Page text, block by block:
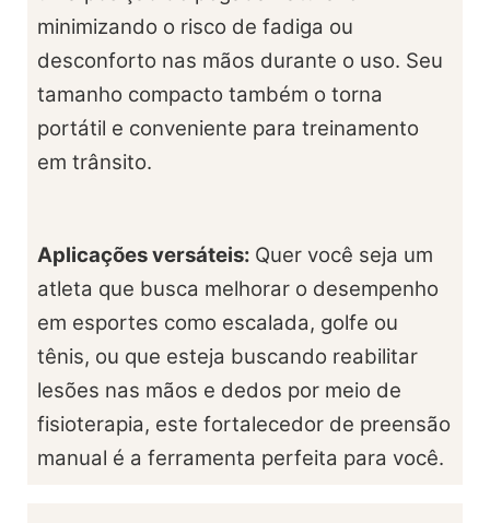
minimizando o risco de fadiga ou
desconforto nas mãos durante o uso. Seu
tamanho compacto também o torna
portátil e conveniente para treinamento
em trânsito.
Aplicações versáteis: Quer você seja um
atleta que busca melhorar o desempenho
em esportes como escalada, golfe ou
tênis, ou que esteja buscando reabilitar
lesões nas mãos e dedos por meio de
fisioterapia, este fortalecedor de preensão
manual é a ferramenta perfeita para você.